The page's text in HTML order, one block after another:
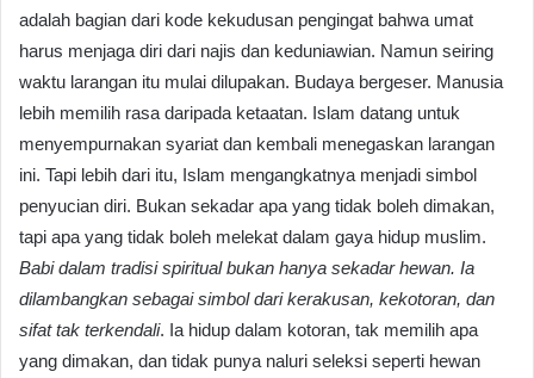
adalah bagian dari kode kekudusan pengingat bahwa umat
harus menjaga diri dari najis dan keduniawian. Namun seiring
waktu larangan itu mulai dilupakan. Budaya bergeser. Manusia
lebih memilih rasa daripada ketaatan. Islam datang untuk
menyempurnakan syariat dan kembali menegaskan larangan
ini. Tapi lebih dari itu, Islam mengangkatnya menjadi simbol
penyucian diri. Bukan sekadar apa yang tidak boleh dimakan,
tapi apa yang tidak boleh melekat dalam gaya hidup muslim.
Babi dalam tradisi spiritual bukan hanya sekadar hewan. Ia
dilambangkan sebagai simbol dari kerakusan, kekotoran, dan
sifat tak terkendali. Ia hidup dalam kotoran, tak memilih apa
yang dimakan, dan tidak punya naluri seleksi seperti hewan